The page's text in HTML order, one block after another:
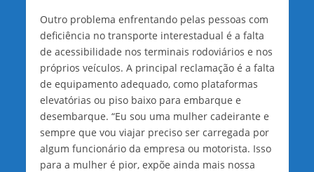
Outro problema enfrentando pelas pessoas com
deficiência no transporte interestadual é a falta
de acessibilidade nos terminais rodoviários e nos
próprios veículos. A principal reclamação é a falta
de equipamento adequado, como plataformas
elevatórias ou piso baixo para embarque e
desembarque. “Eu sou uma mulher cadeirante e
sempre que vou viajar preciso ser carregada por
algum funcionário da empresa ou motorista. Isso
para a mulher é pior, expõe ainda mais nossa